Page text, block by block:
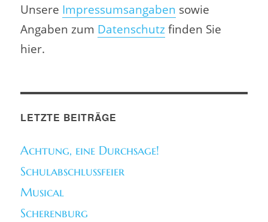
Unsere Impressumsangaben sowie
Angaben zum Datenschutzfinden Sie
hier.
LETZTE BEITRÄGE
Achtung, eine Durchsage!
Schulabschlussfeier
Musical
Scherenburg